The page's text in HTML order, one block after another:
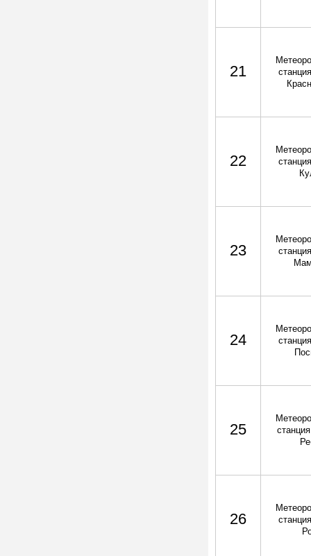
21
22
23
24
25
26